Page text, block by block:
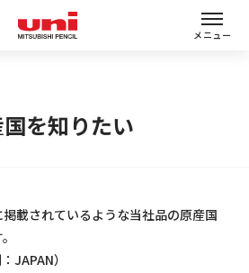
メニュー
を知りたい
掲載されているような当社品の原産国
JAPAN）